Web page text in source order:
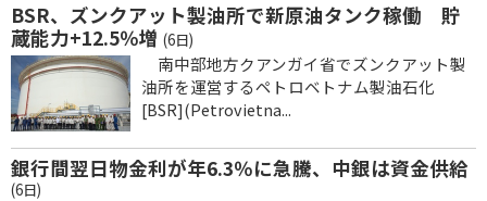
BSR、ズンクアット製油所で新原油タンク稼働 貯
蔵能力+12.5％増 (6日)
南中部地方クアンガイ省でズンクアット製
油所を運営するペトロベトナム製油石化
[BSR](Petrovietna...
銀行間翌日物金利が年6.3％に急騰、中銀は資金供給
(6日)